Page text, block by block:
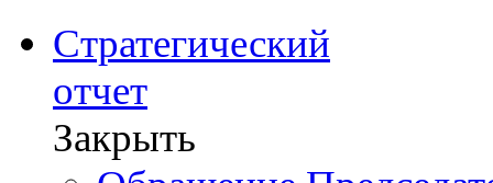
Стратегический
отчет
Закрыть